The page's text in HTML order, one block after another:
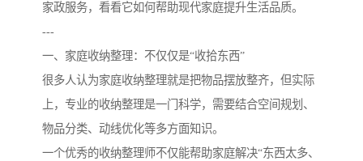
家政服务，看看它如何帮助现代家庭提升生活品质。
---
一、家庭收纳整理：不仅仅是“收拾东西”
很多人认为家庭收纳整理就是把物品摆放整齐，但实际
上，专业的收纳整理是一门科学，需要结合空间规划、
物品分类、动线优化等多方面知识。
一个优秀的收纳整理师不仅能帮助家庭解决“东西太多、